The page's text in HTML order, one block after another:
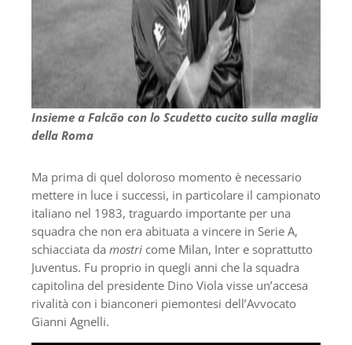
Insieme a Falcão con lo Scudetto cucito sulla maglia
della Roma
Ma prima di quel doloroso momento è necessario
mettere in luce i successi, in particolare il campionato
italiano nel 1983, traguardo importante per una
squadra che non era abituata a vincere in Serie A,
schiacciata da mostri come Milan, Inter e soprattutto
Juventus. Fu proprio in quegli anni che la squadra
capitolina del presidente Dino Viola visse un’accesa
rivalità con i bianconeri piemontesi dell’Avvocato
Gianni Agnelli.